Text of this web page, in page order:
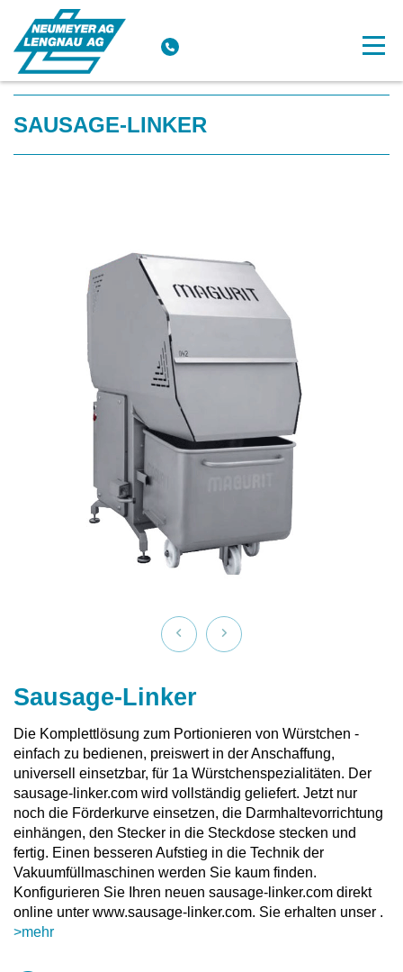
SAUSAGE-LINKER
Sausage-Linker
Die Komplettlösung zum Portionieren von Würstchen -
einfach zu bedienen, preiswert in der Anschaffung,
universell einsetzbar, für 1a Würstchenspezialitäten. Der
sausage-linker.com wird vollständig geliefert. Jetzt nur
noch die Förderkurve einsetzen, die Darmhaltevorrichtung
einhängen, den Stecker in die Steckdose stecken und
fertig. Einen besseren Aufstieg in die Technik der
Vakuumfüllmaschinen werden Sie kaum finden.
Konfigurieren Sie Ihren neuen sausage-linker.com direkt
online unter www.sausage-linker.com. Sie erhalten unser .
>mehr